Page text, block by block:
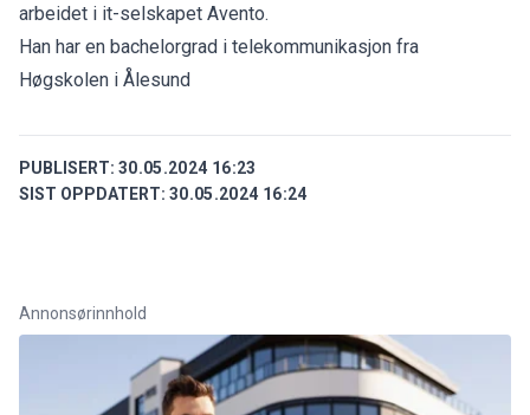
arbeidet i it-selskapet Avento.
Han har en bachelorgrad i telekommunikasjon fra
Høgskolen i Ålesund
PUBLISERT: 30.05.2024 16:23
SIST OPPDATERT: 30.05.2024 16:24
Annonsørinnhold